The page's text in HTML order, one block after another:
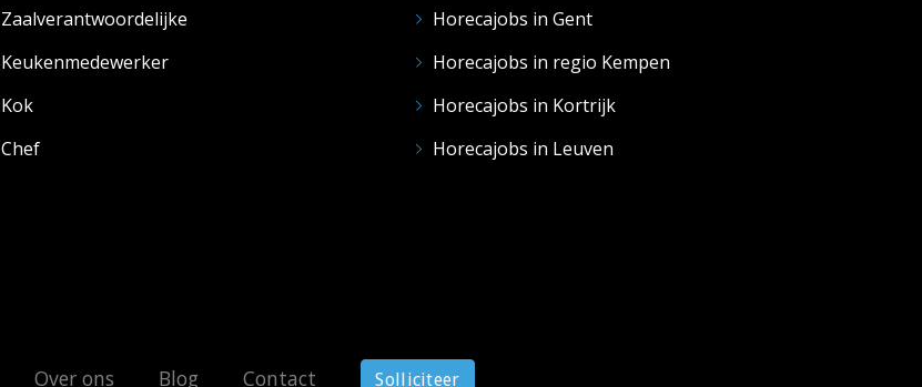
Zaalverantwoordelijke
Keukenmedewerker
Kok
Chef
Horecajobs in Gent
Horecajobs in regio Kempen
Horecajobs in Kortrijk
Horecajobs in Leuven
Over ons Blog Contact Solliciteer